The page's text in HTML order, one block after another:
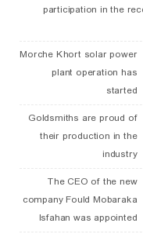
participation in the
Morche Khort solar power
plant operation has
started
Goldsmiths are proud of
their production in the
industry
The CEO of the new
company Fould Mobaraka
Isfahan was appointed